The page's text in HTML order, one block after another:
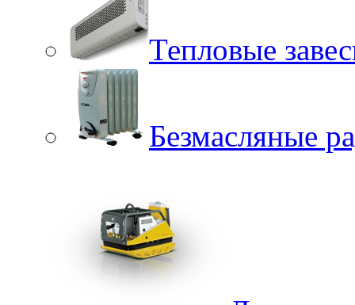
Тепловые
Безмасляные